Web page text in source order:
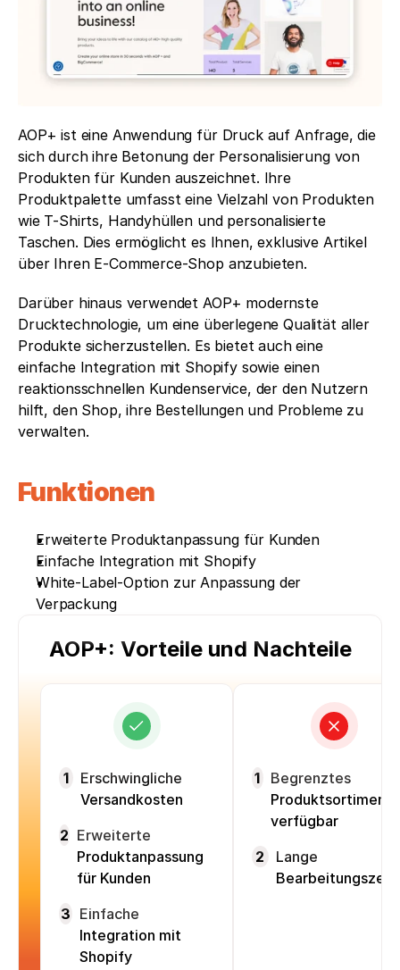
AOP+ ist eine Anwendung für Druck auf Anfrage, die
sich durch ihre Betonung der Personalisierung von
Produkten für Kunden auszeichnet. Ihre
Produktpalette umfasst eine Vielzahl von Produkten
wie T-Shirts, Handyhüllen und personalisierte
Taschen. Dies ermöglicht es Ihnen, exklusive Artikel
über Ihren E-Commerce-Shop anzubieten.
Darüber hinaus verwendet AOP+ modernste
Drucktechnologie, um eine überlegene Qualität aller
Produkte sicherzustellen. Es bietet auch eine
einfache Integration mit Shopify sowie einen
reaktionsschnellen Kundenservice, der den Nutzern
hilft, den Shop, ihre Bestellungen und Probleme zu
verwalten.
Funktionen
Erweiterte Produktanpassung für Kunden
Einfache Integration mit Shopify
White-Label-Option zur Anpassung der
Verpackung
AOP+: Vorteile und Nachteile
1
Erschwingliche
Versandkosten
2 Erweiterte
Produktanpassung
für Kunden
3 Einfache
Integration mit
Shopify
1
Begrenztes
Produktsortiment
verfügbar
2
Lange